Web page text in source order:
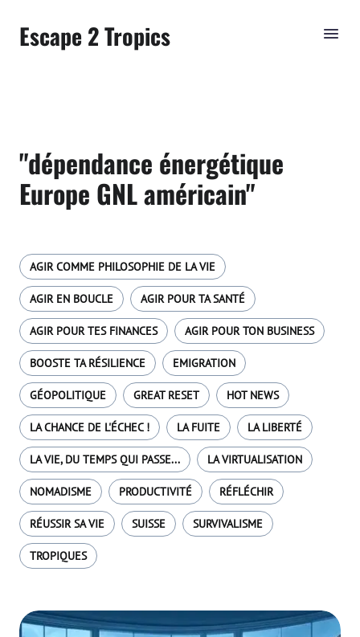
Escape 2 Tropics
"dépendance énergétique
Europe GNL américain"
AGIR COMME PHILOSOPHIE DE LA VIE
AGIR EN BOUCLE AGIR POUR TA SANTÉ
AGIR POUR TES FINANCES AGIR POUR TON BUSINESS
BOOSTE TA RÉSILIENCE EMIGRATION
GÉOPOLITIQUE GREAT RESET HOT NEWS
LA CHANCE DE L'ÉCHEC ! LA FUITE LA LIBERTÉ
LA VIE, DU TEMPS QUI PASSE... LA VIRTUALISATION
NOMADISME PRODUCTIVITÉ RÉFLÉCHIR
RÉUSSIR SA VIE SUISSE SURVIVALISME
TROPIQUES